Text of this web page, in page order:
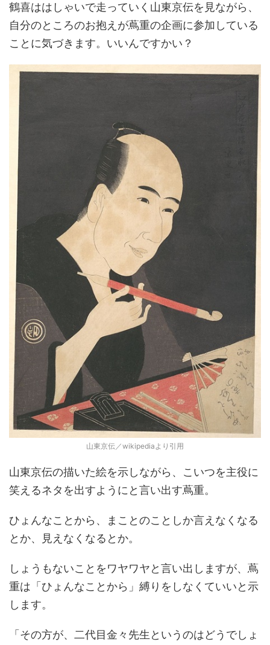
鶴喜ははしゃいで走っていく山東京伝を見ながら、
自分のところのお抱えが蔦重の企画に参加している
ことに気づきます。いいんですかい？
山東京伝／wikipediaより引用
山東京伝の描いた絵を示しながら、こいつを主役に
笑えるネタを出すようにと言い出す蔦重。
ひょんなことから、まことのことしか言えなくなる
とか、見えなくなるとか。
しょうもないことをワヤワヤと言い出しますが、蔦
重は「ひょんなことから」縛りをしなくていいと示
します。
「その方が、二代目金々先生というのはどうでしょ